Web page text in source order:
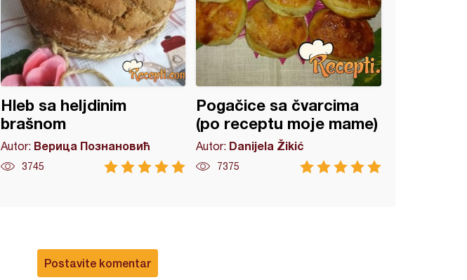
Hleb sa heljdinim
brašnom
Autor: Верица Познановић
3745
Pogačice sa čvarcima
(po receptu moje mame)
Autor: Danijela Žikić
7375
Postavite komentar